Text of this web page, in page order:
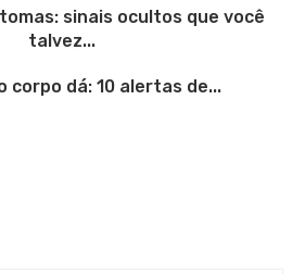
sinais ocultos que você
talvez...
corpo dá: 10 alertas de...